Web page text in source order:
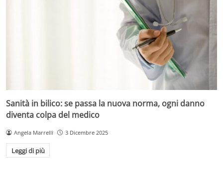
Sanità in bilico: se passa la nuova norma, ogni danno
diventa colpa del medico
Angela Marrelli 3 Dicembre 2025
Leggi di più